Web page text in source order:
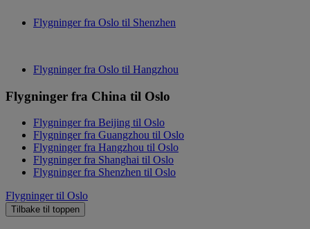
Flygninger fra Oslo til Shenzhen
Flygninger fra Oslo til Hangzhou
Flygninger fra China til Oslo
Flygninger fra Beijing til Oslo
Flygninger fra Guangzhou til Oslo
Flygninger fra Hangzhou til Oslo
Flygninger fra Shanghai til Oslo
Flygninger fra Shenzhen til Oslo
Flygninger til Oslo
Tilbake til toppen